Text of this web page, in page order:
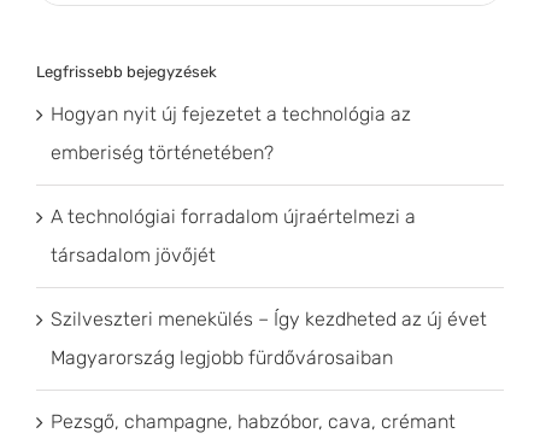
Legfrissebb bejegyzések
Hogyan nyit új fejezetet a technológia az
emberiség történetében?
A technológiai forradalom újraértelmezi a
társadalom jövőjét
Szilveszteri menekülés – Így kezdheted az új évet
Magyarország legjobb fürdővárosaiban
Pezsgő, champagne, habzóbor, cava, crémant